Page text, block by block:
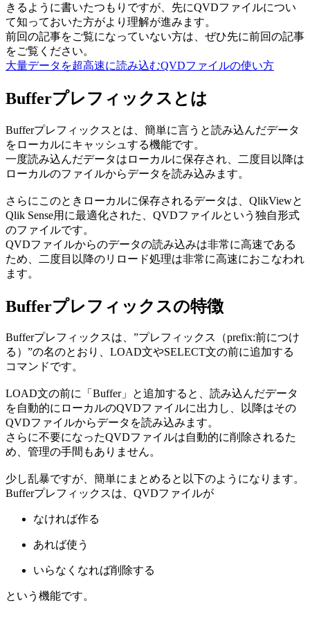
きるように書いたつもりですが、先にQVDファイルについ
て知っておいた方がより理解が進みます。
前回の記事をご覧になっていない方は、ぜひ先に前回の記事
をご覧ください。
大量データを超高速に読み込むQVDファイルの使い方
Bufferプレフィックスとは
Bufferプレフィックスとは、簡単に言うと読み込んだデータ
をローカルにキャッシュする機能です。
一度読み込んだデータはローカルに保存され、二度目以降は
ローカルのファイルからデータを読み込みます。
さらにこのときローカルに保存されるデータは、QlikViewと
Qlik Sense用に最適化された、QVDファイルという独自形式
のファイルです。
QVDファイルからのデータの読み込みは非常に高速である
ため、二度目以降のリロード処理は非常に高速におこなわれ
ます。
Bufferプレフィックスの特徴
Bufferプレフィックスは、”プレフィックス（prefix:前につけ
る）”の名のとおり、LOAD文やSELECT文の前に追加する
コマンドです。
LOAD文の前に「Buffer」と追加すると、読み込んだデータ
を自動的にローカルのQVDファイルに出力し、以降はその
QVDファイルからデータを読み込みます。
さらに不要になったQVDファイルは自動的に削除されるた
め、管理の手間もありません。
少し乱暴ですが、簡単にまとめると以下のようになります。
Bufferプレフィックスは、QVDファイルが
なければ作る
あれば使う
いらなくなれば削除する
という機能です。